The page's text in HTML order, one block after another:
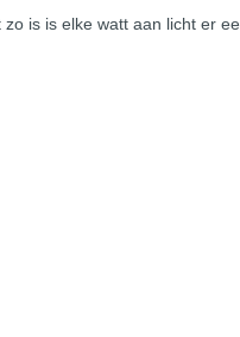
is is elke watt aan licht er